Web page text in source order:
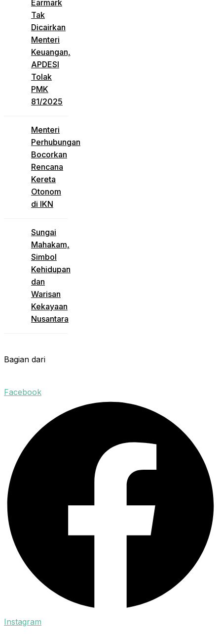
Earmark
Tak
Dicairkan
Menteri
Keuangan,
APDESI
Tolak
PMK
81/2025
Menteri
Perhubungan
Bocorkan
Rencana
Kereta
Otonom
di IKN
Sungai
Mahakam,
Simbol
Kehidupan
dan
Warisan
Kekayaan
Nusantara
Bagian dari
Facebook
Instagram